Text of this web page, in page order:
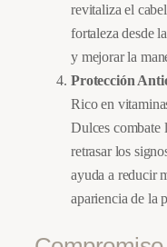
revitaliza el
fortaleza desde
y mejorar la
Protección
Rico en
Dulces combate
retrasar los
ayuda a reducir
apariencia de la